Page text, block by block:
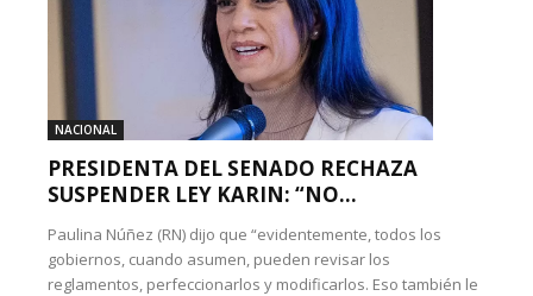
NACIONAL
PRESIDENTA DEL SENADO RECHAZA
SUSPENDER LEY KARIN: “NO...
Paulina Núñez (RN) dijo que “evidentemente, todos los
gobiernos, cuando asumen, pueden revisar los
reglamentos, perfeccionarlos y modificarlos. Eso también le